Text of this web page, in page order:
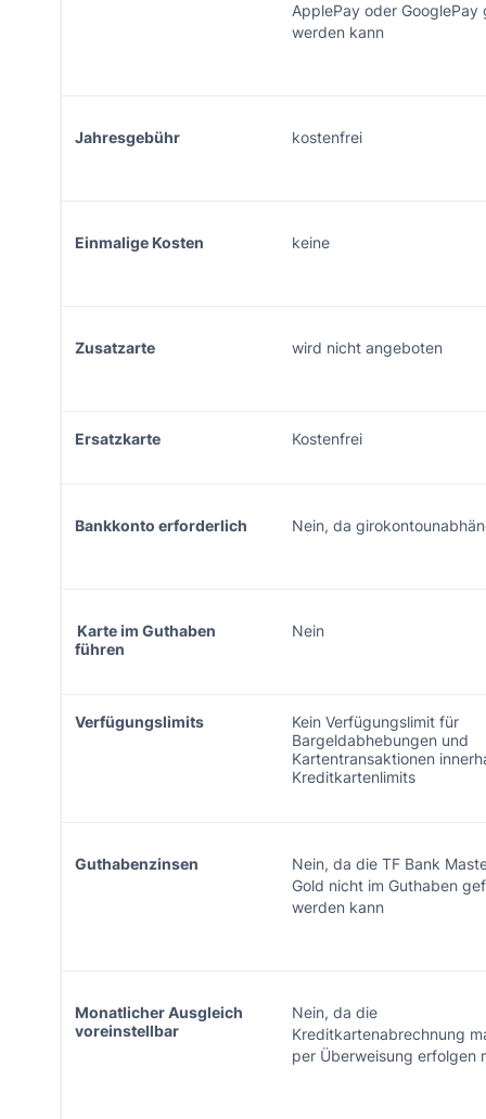
ApplePay oder GooglePay
werden kann
Jahresgebühr kostenfrei
Einmalige Kosten keine
Zusatzarte wird nicht angeboten
Ersatzkarte Kostenfrei
Bankkonto erforderlich Nein, da
Karte im Guthaben
führen
Nein
Verfügungslimits
Kein Verfügungslimit für
Bargeldabhebungen und
Kartentransaktionen
Kreditkartenlimits
Guthabenzinsen
Nein, da die TF Bank
Gold nicht im Guthaben
werden kann
Monatlicher Ausgleich
voreinstellbar
Nein, da die
Kreditkartenabrechnung
per Überweisung erfolgen